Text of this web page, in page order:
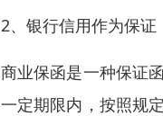
2、银行信用作为保证
商业保函是一种保证
一定期限内，按照规